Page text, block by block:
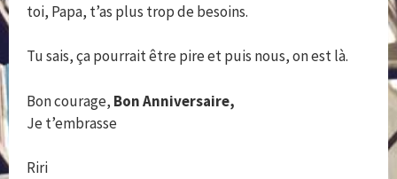
toi, Papa, t’as plus trop de besoins.
Tu sais, ça pourrait être pire et puis nous, on est là.
Bon courage, Bon Anniversaire,
Je t’embrasse
Riri